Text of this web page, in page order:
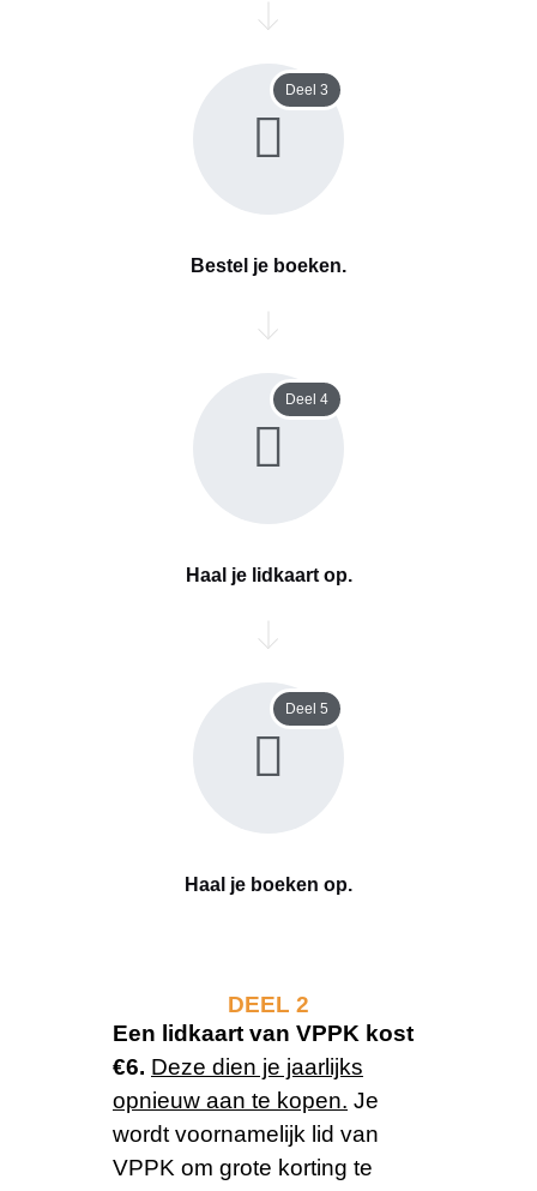
Deel 3
Bestel je boeken.
Deel 4
Haal je lidkaart op.
Deel 5
Haal je boeken op.
DEEL 2
Een lidkaart van VPPK kost
€6. Deze dien je jaarlijks
opnieuw aan te kopen. Je
wordt voornamelijk lid van
VPPK om grote korting te